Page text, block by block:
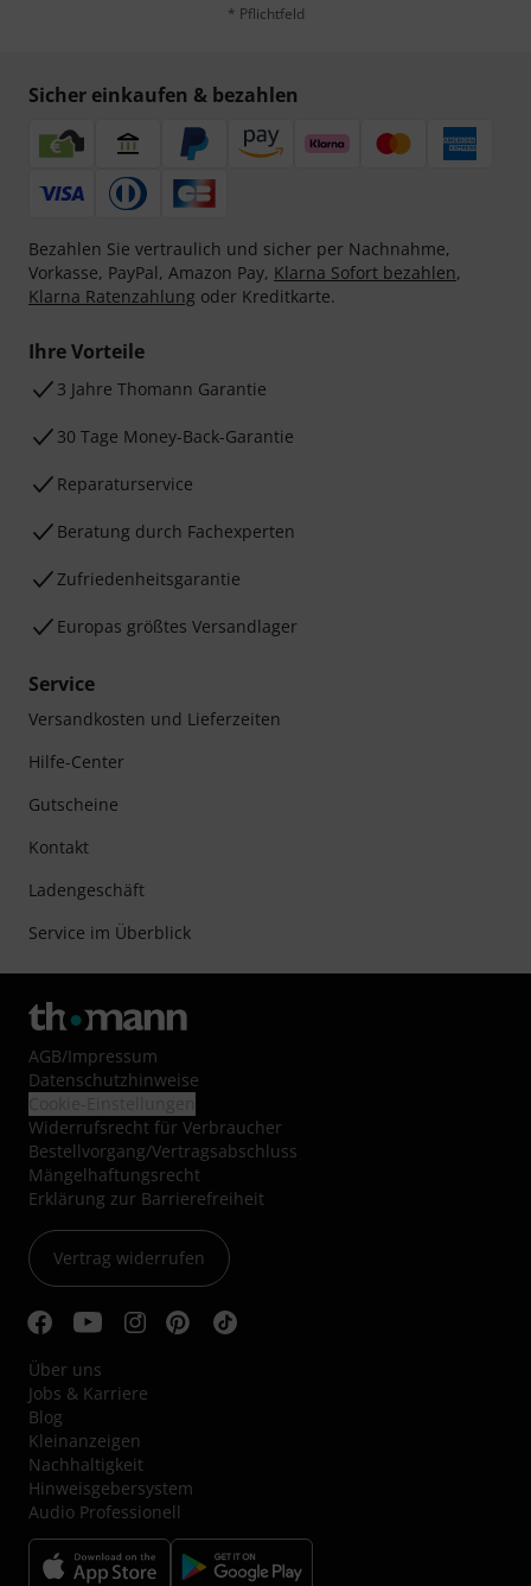
* Pflichtfeld
Sicher einkaufen & bezahlen
Bezahlen Sie vertraulich und sicher per Nachnahme,
Vorkasse, PayPal, Amazon Pay, Klarna Sofort bezahlen,
Klarna Ratenzahlung oder Kreditkarte.
Ihre Vorteile
3 Jahre Thomann Garantie
30 Tage Money-Back-Garantie
Reparaturservice
Beratung durch Fachexperten
Zufriedenheitsgarantie
Europas größtes Versandlager
Service
Versandkosten und Lieferzeiten
Hilfe-Center
Gutscheine
Kontakt
Ladengeschäft
Service im Überblick
AGB/Impressum
Datenschutzhinweise
Widerrufsrecht für Verbraucher
Bestellvorgang/Vertragsabschluss
Mängelhaftungsrecht
Erklärung zur Barrierefreiheit
Vertrag widerrufen
Über uns
Jobs & Karriere
Blog
Kleinanzeigen
Nachhaltigkeit
Hinweisgebersystem
Audio Professionell